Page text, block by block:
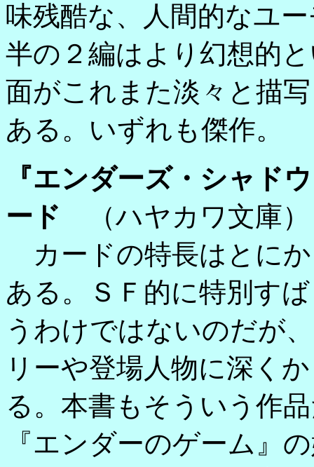
味残酷な、人間的なユ
半の２編はより幻想的
面がこれまた淡々と描
ある。いずれも傑作。
『エンダーズ・シャド
ード （ハヤカワ文庫）
カードの特長はとに
ある。ＳＦ的に特別す
うわけではないのだが
リーや登場人物に深く
る。本書もそういう作
『エンダーのゲーム』